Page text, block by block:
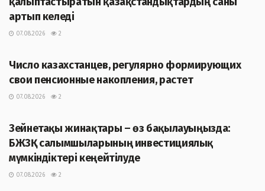
артып келеді
07.08.2026
2
Число казахстанцев, регулярно формирующих
свои пенсионные накопления, растет
07.08.2026
2
Зейнетақы жинақтары – өз бақылауыңызда:
БЖЗҚ салымшыларының инвестициялық
мүмкіндіктері кеңейтілуде
07.08.2026
2